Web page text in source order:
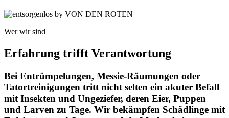
Wer wir sind
Erfahrung trifft Verantwortung
Bei Entrümpelungen, Messie-Räumungen oder
Tatortreinigungen tritt nicht selten ein akuter Befall
mit Insekten und Ungeziefer, deren Eier, Puppen
und Larven zu Tage. Wir bekämpfen Schädlinge mit